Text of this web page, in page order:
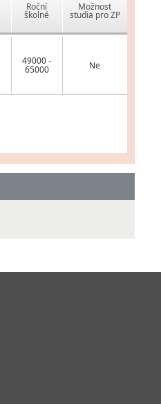
Roční
školné
Možnost
studia pro ZP
49000 -
65000 Ne